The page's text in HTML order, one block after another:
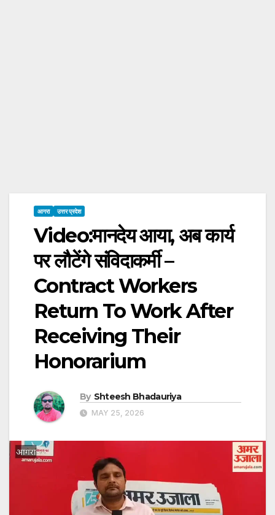
आगरा उत्तर प्रदेश
Video:मानदेय आया, अब कार्य
पर लौटेंगे संविदाकर्मी –
Contract Workers
Return To Work After
Receiving Their
Honorarium
By Shteesh Bhadauriya
MAY 25, 2026